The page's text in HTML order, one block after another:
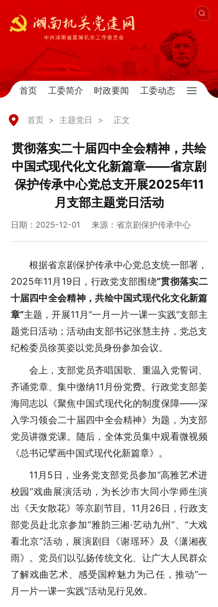
首页 工委简介 时政要闻 工委动态
首页 > 主题党日 > 正文
贯彻落实二十届四中全会精神，共绘
中国式现代化文化新篇章——省京剧
保护传承中心党总支开展2025年11
月支部主题党日活动
日期：2025-12-01 来源：省京剧保护传承中心
根据省京剧保护传承中心党总支统一部署，
2025年11月19日，行政党支部围绕“贯彻落实二
十届四中全会精神，共绘中国式现代化文化新篇
章”主题，开展11 月 “一月一片一课一实践”支部主
题党日活动；活动由支部书记张慧主持，党总支
纪检委员徐英姿以党员身份参加会议。
会上，支部党员齐唱国歌、重温入党誓词、
齐诵党章、集中缴纳11月份党费。 行政党支部姜
海同志以《聚焦中国式现代化的制度保障——深
入学习领会二十届四中全会精神》为题，为支部
党员讲微党课。随后，全体党员集中观看微视频
《总书记擘画中国式现代化新篇章》 。
11月5日，业务党支部党员参加“高雅艺术进
校园”戏曲展演活动，为长沙市大同小学师生演
出《天女散花》等京剧节目。11月26日，行政支
部党员赴北京参加“雅韵三湘·艺动九州”、“大戏
看北京”活动，展演剧目《谢瑶环》及《潇湘夜
雨》。党员们以弘扬传统文化、让广大人民群众
了解戏曲艺术、感受国粹魅力为己任，推动“一
月一片一课一实践”活动见行见效。